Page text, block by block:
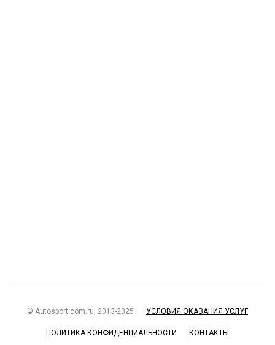
© Autosport.com.ru, 2013-2025 УСЛОВИЯ ОКАЗАНИЯ УСЛУГ
ПОЛИТИКА КОНФИДЕНЦИАЛЬНОСТИ КОНТАКТЫ